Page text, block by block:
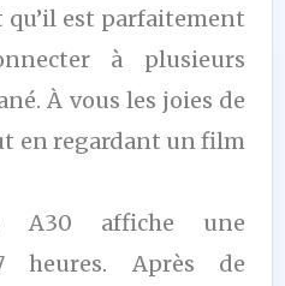
qu’il est parfaitement
à plusieurs
À vous les joies de
en regardant un film
A30 affiche une
heures. Après de